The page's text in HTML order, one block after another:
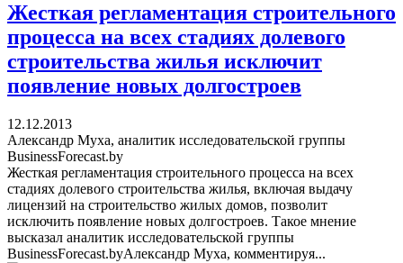
Жесткая регламентация строительного
процесса на всех стадиях долевого
строительства жилья исключит
появление новых долгостроев
12.12.2013
Александр Муха, аналитик исследовательской группы
BusinessForecast.by
Жесткая регламентация строительного процесса на всех
стадиях долевого строительства жилья, включая выдачу
лицензий на строительство жилых домов, позволит
исключить появление новых долгостроев. Такое мнение
высказал аналитик исследовательской группы
BusinessForecast.byАлександр Муха, комментируя...